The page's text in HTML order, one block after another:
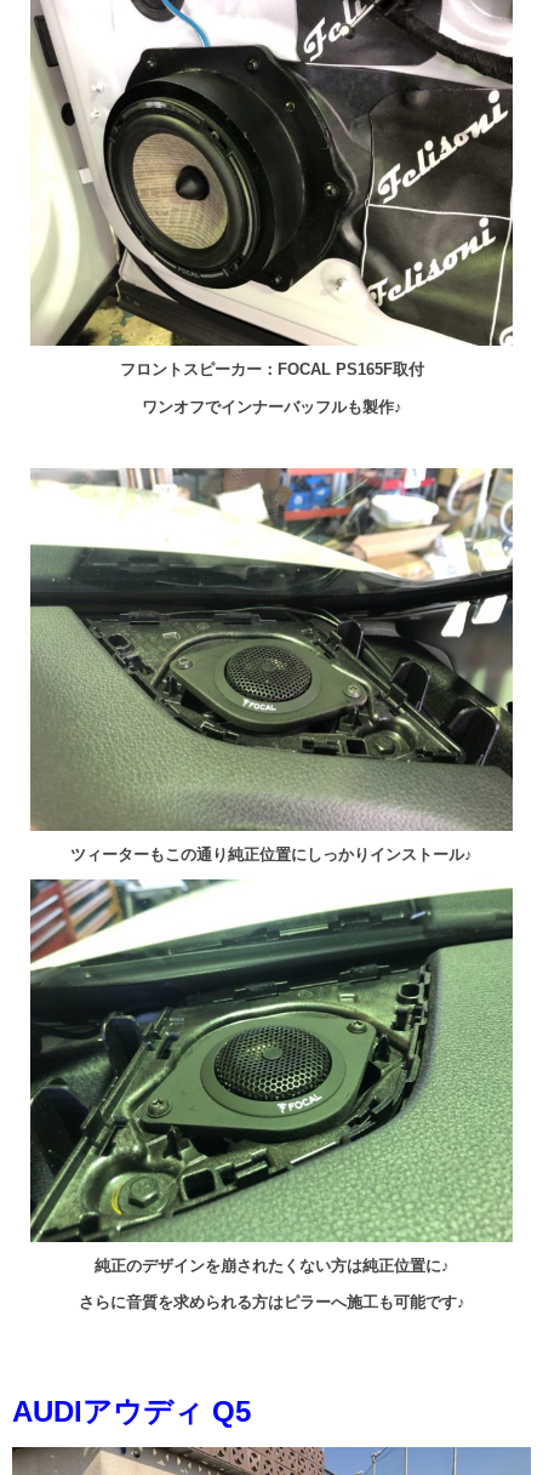
フロントスピーカー：FOCAL PS165F取付
ワンオフでインナーバッフルも製作♪
ツィーターもこの通り純正位置にしっかりインストール♪
純正のデザインを崩されたくない方は純正位置に♪
さらに音質を求められる方はピラーへ施工も可能です♪
AUDIアウディ Q5